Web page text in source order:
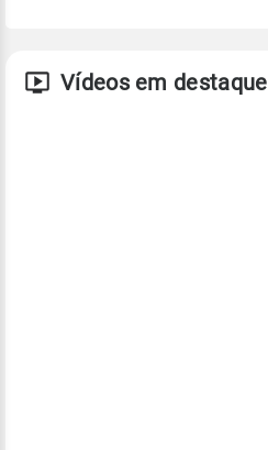
Vídeos em destaque